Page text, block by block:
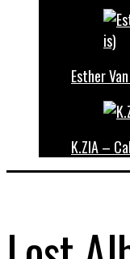
Esther
K.ZIA –